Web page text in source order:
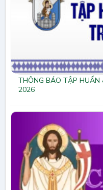
THÔNG BÁO TẬP HUẤN
2026